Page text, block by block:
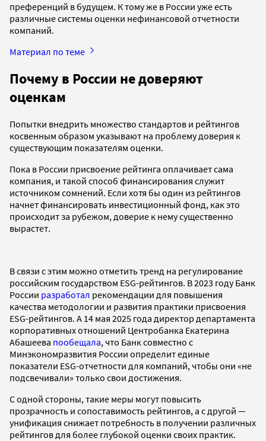
преференций в будущем. К тому же в России уже есть
различные системы оценки нефинансовой отчетности
компаний.
Материал по теме
Почему в России не доверяют
оценкам
Попытки внедрить множество стандартов и рейтингов
косвенным образом указывают на проблему доверия к
существующим показателям оценки.
Пока в России присвоение рейтинга оплачивает сама
компания, и такой способ финансирования служит
источником сомнений. Если хотя бы один из рейтингов
начнет финансировать инвестиционный фонд, как это
происходит за рубежом, доверие к нему существенно
вырастет.
В связи с этим можно отметить тренд на регулирование
российским государством ESG-рейтингов. В 2023 году Банк
России разработал рекомендации для повышения
качества методологии и развития практики присвоения
ESG-рейтингов. А 14 мая 2025 года директор департамента
корпоративных отношений Центробанка Екатерина
Абашеева пообещала, что Банк совместно с
Минэкономразвития России определит единые
показатели ESG-отчетности для компаний, чтобы они «не
подсвечивали» только свои достижения.
С одной стороны, такие меры могут повысить
прозрачность и сопоставимость рейтингов, а с другой —
унификация снижает потребность в получении различных
рейтингов для более глубокой оценки своих практик.